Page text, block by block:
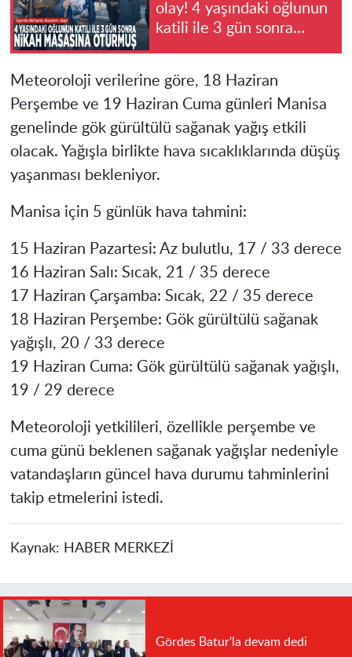
olay! 4 yaşındaki oğlunun
katili ile 3 gün sonra
Meteoroloji verilerine göre, 18 Haziran
Perşembe ve 19 Haziran Cuma günleri Manisa
genelinde gök gürültülü sağanak yağış etkili
olacak. Yağışla birlikte hava sıcaklıklarında düşüş
yaşanması bekleniyor.
Manisa için 5 günlük hava tahmini:
15 Haziran Pazartesi: Az bulutlu, 17 / 33 derece
16 Haziran Salı: Sıcak, 21 / 35 derece
17 Haziran Çarşamba: Sıcak, 22 / 35 derece
18 Haziran Perşembe: Gök gürültülü sağanak
yağışlı, 20 / 33 derece
19 Haziran Cuma: Gök gürültülü sağanak yağışlı,
19 / 29 derece
Meteoroloji yetkilileri, özellikle perşembe ve
cuma günü beklenen sağanak yağışlar nedeniyle
vatandaşların güncel hava durumu tahminlerini
takip etmelerini istedi.
Kaynak: HABER MERKEZİ
Gördes Batur'la devam dedi